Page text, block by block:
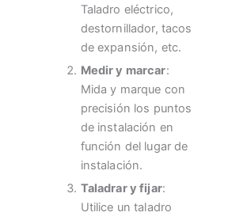
Taladro eléctrico,
destornillador, tacos
de expansión, etc.
Medir y marcar:
Mida y marque con
precisión los puntos
de instalación en
función del lugar de
instalación.
Taladrar y fijar:
Utilice un taladro